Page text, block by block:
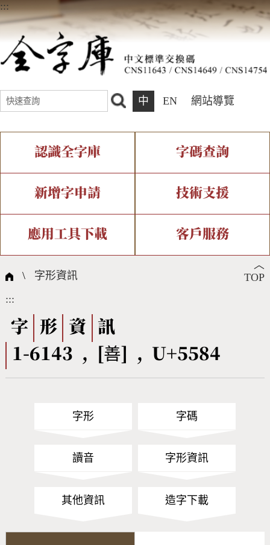
:::
中 EN 網站導覽
認識全字庫
全字庫介紹 全字庫現況
中文碼介紹 專有名詞介紹
國際字碼相關組織
字碼查詢
IDS查詢 部件查詢
複合查詢 注音查詢
筆畫查詢
筆順序查詢
CNS查詢 Unicode查詢
新增字申請
新字申請處理流程
技術支援
字形即時顯示 造字解決方案
全字庫授權 轉碼Web Service
應用工具下載
個人電腦造字處理工具
字形下載
客戶服務
問題集
熱門查詢統計
︿
TOP
\ 字形資訊
:::
字 形 資
訊
1-6143 , [善] , U+5584
字形 字碼
讀音 字形資訊
其他資訊 造字下載